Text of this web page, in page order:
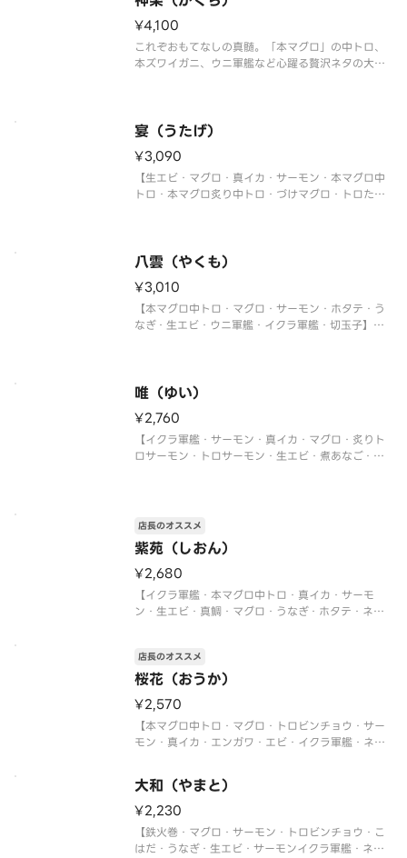
¥4,100
これぞおもてなしの真髄。「本マグロ」の中トロ、
本ズワイガニ、ウニ軍艦など心躍る贅沢ネタの大集
軍艦・イクラ軍艦・切玉子】
宴（うたげ）
¥3,090
【生エビ・マグロ・真イカ・サーモン・本マグロ中
トロ・本マグロ炙り中トロ・づけマグロ・トロたく
八雲（やくも）
¥3,010
【本マグロ中トロ・マグロ・サーモン・ホタテ・う
なぎ・生エビ・ウニ軍艦・イクラ軍艦・切玉子】
唯（ゆい）
¥2,760
【イクラ軍艦・サーモン・真イカ・マグロ・炙りト
ロサーモン・トロサーモン・生エビ・煮あなご・炙
紫苑（しおん）
店長のオススメ
¥2,680
【イクラ軍艦・本マグロ中トロ・真イカ・サーモ
ン・生エビ・真鯛・マグロ・うなぎ・ホタテ・ネギ
桜花（おうか）
店長のオススメ
¥2,570
【本マグロ中トロ・マグロ・トロビンチョウ・サー
モン・真イカ・エンガワ・エビ・イクラ軍艦・ネギ
〈本マグロ中トロ使用〉
大和（やまと）
¥2,230
【鉄火巻・マグロ・サーモン・トロビンチョウ・こ
はだ・うなぎ・生エビ・サーモンイクラ軍艦・ネギ